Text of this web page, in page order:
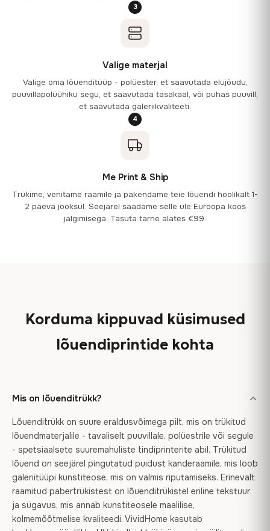
3
Valige materjal
Valige oma lõuenditüüp - polüester, et saavutada elujõudu,
puuvillapolüühiku segu, et saavutada tasakaal, või puhas puuvill,
et saavutada galeriikvaliteeti.
4
Me Print & Ship
Trükime, venitame raamile ja pakendame teie lõuendi hoolikalt 1-
2 päeva jooksul. Seejärel saadame selle üle Euroopa koos
jälgimisega. Tasuta tarne alates €99.
Korduma kippuvad küsimused
lõuendiprintide kohta
Mis on lõuenditrükk?
Lõuenditrükk on suure eraldusvõimega pilt, mis on trükitud
lõuendmaterjalile - tavaliselt puuvillale, polüestrile või segule
- spetsiaalsete suuremahuliste tindiprinterite abil. Trükitud
lõuend on seejärel pingutatud puidust kanderaamile, mis loob
galeriitüüpi kunstiteose, mis on valmis riputamiseks. Erinevalt
raamitud pabertrükistest on lõuenditrükistel eriline tekstuur
ja sügavus, mis annab kunstiteosele maalilise,
kolmemõõtmelise kvaliteedi. VividHome kasutab